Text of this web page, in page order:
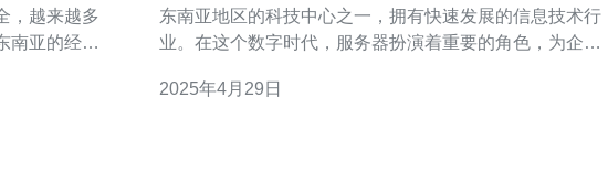
，越来越多
南亚的经济
东南亚地区的科技中心之一，拥有快速发展的信息技术行
业。在这个数字时代，服务器扮演着重要的角色，为企业
施。选择一台高性能和可靠性的服务器对于个人和企业来
2025年4月29日